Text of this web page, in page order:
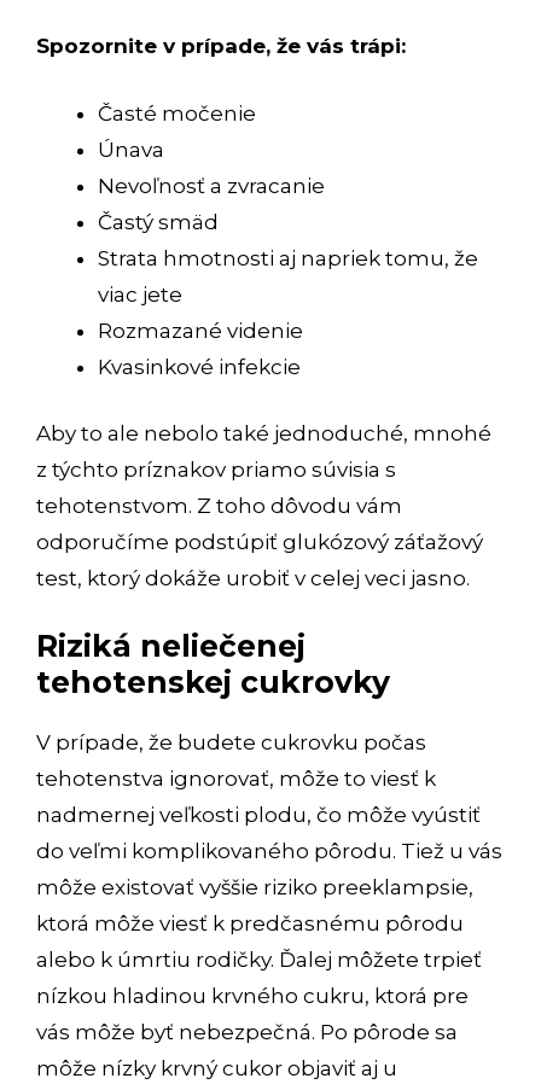
Spozornite v prípade, že vás trápi:
Časté močenie
Únava
Nevoľnosť a zvracanie
Častý smäd
Strata hmotnosti aj napriek tomu, že
viac jete
Rozmazané videnie
Kvasinkové infekcie
Aby to ale nebolo také jednoduché, mnohé
z týchto príznakov priamo súvisia s
tehotenstvom. Z toho dôvodu vám
odporučíme podstúpiť glukózový záťažový
test, ktorý dokáže urobiť v celej veci jasno.
Riziká neliečenej
tehotenskej cukrovky
V prípade, že budete cukrovku počas
tehotenstva ignorovať, môže to viesť k
nadmernej veľkosti plodu, čo môže vyústiť
do veľmi komplikovaného pôrodu. Tiež u vás
môže existovať vyššie riziko preeklampsie,
ktorá môže viesť k predčasnému pôrodu
alebo k úmrtiu rodičky. Ďalej môžete trpieť
nízkou hladinou krvného cukru, ktorá pre
vás môže byť nebezpečná. Po pôrode sa
môže nízky krvný cukor objaviť aj u